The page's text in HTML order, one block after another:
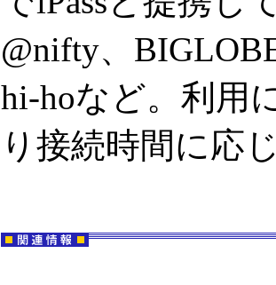
@nifty、
hi-hoなど。利用
り接続時間に応